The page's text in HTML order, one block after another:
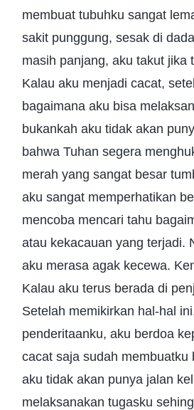
membuat tubuhku sangat
sakit punggung, sesak di
masih panjang, aku takut jika
Kalau aku menjadi cacat,
bagaimana aku bisa
bukankah aku tidak akan
bahwa Tuhan segera
merah yang sangat besar
aku sangat memperhatikan
mencoba mencari tahu
atau kekacauan yang terjadi.
aku merasa agak kecewa.
Kalau aku terus berada di
Setelah memikirkan hal-hal
penderitaanku, aku berdoa
cacat saja sudah
aku tidak akan punya jalan
melaksanakan tugasku